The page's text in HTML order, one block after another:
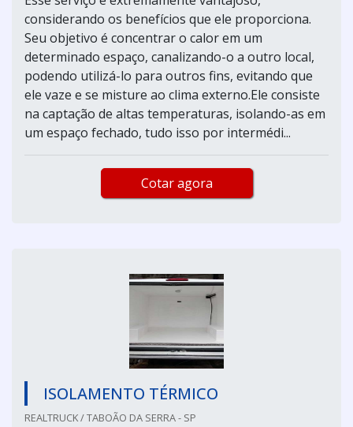
considerando os benefícios que ele proporciona.
Seu objetivo é concentrar o calor em um
determinado espaço, canalizando-o a outro local,
podendo utilizá-lo para outros fins, evitando que
ele vaze e se misture ao clima externo.Ele consiste
na captação de altas temperaturas, isolando-as em
um espaço fechado, tudo isso por intermédi...
Cotar agora
ISOLAMENTO TÉRMICO
REALTRUCK / TABOÃO DA SERRA - SP